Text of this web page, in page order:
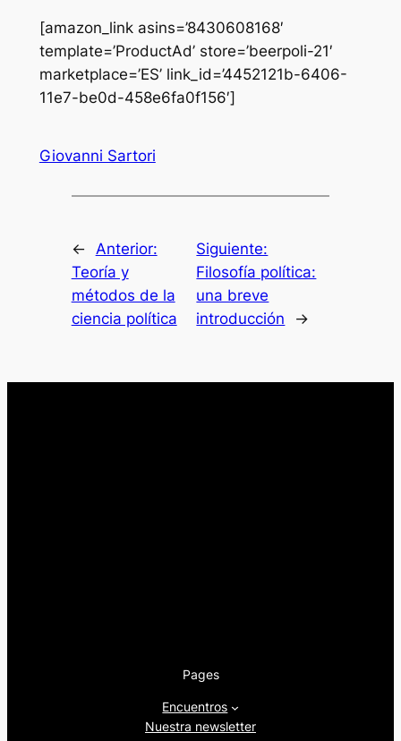
[amazon_link asins=’8430608168′
template=’ProductAd’ store=’beerpoli-21′
marketplace=’ES’ link_id=’4452121b-6406-
11e7-be0d-458e6fa0f156′]
Giovanni Sartori
←
Anterior:
Teoría y
métodos de la
ciencia política
Siguiente:
Filosofía política:
una breve
introducción
→
Pages
Encuentros
Nuestra newsletter